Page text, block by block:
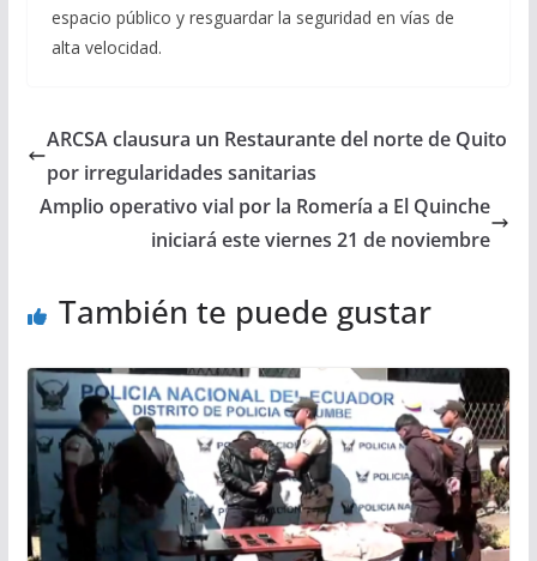
espacio público y resguardar la seguridad en vías de
alta velocidad.
ARCSA clausura un Restaurante del norte de Quito
por irregularidades sanitarias
Amplio operativo vial por la Romería a El Quinche
iniciará este viernes 21 de noviembre
También te puede gustar